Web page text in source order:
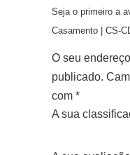
Seja o primeiro a
Casamento | CS-
O seu
publicado.
com *
A sua